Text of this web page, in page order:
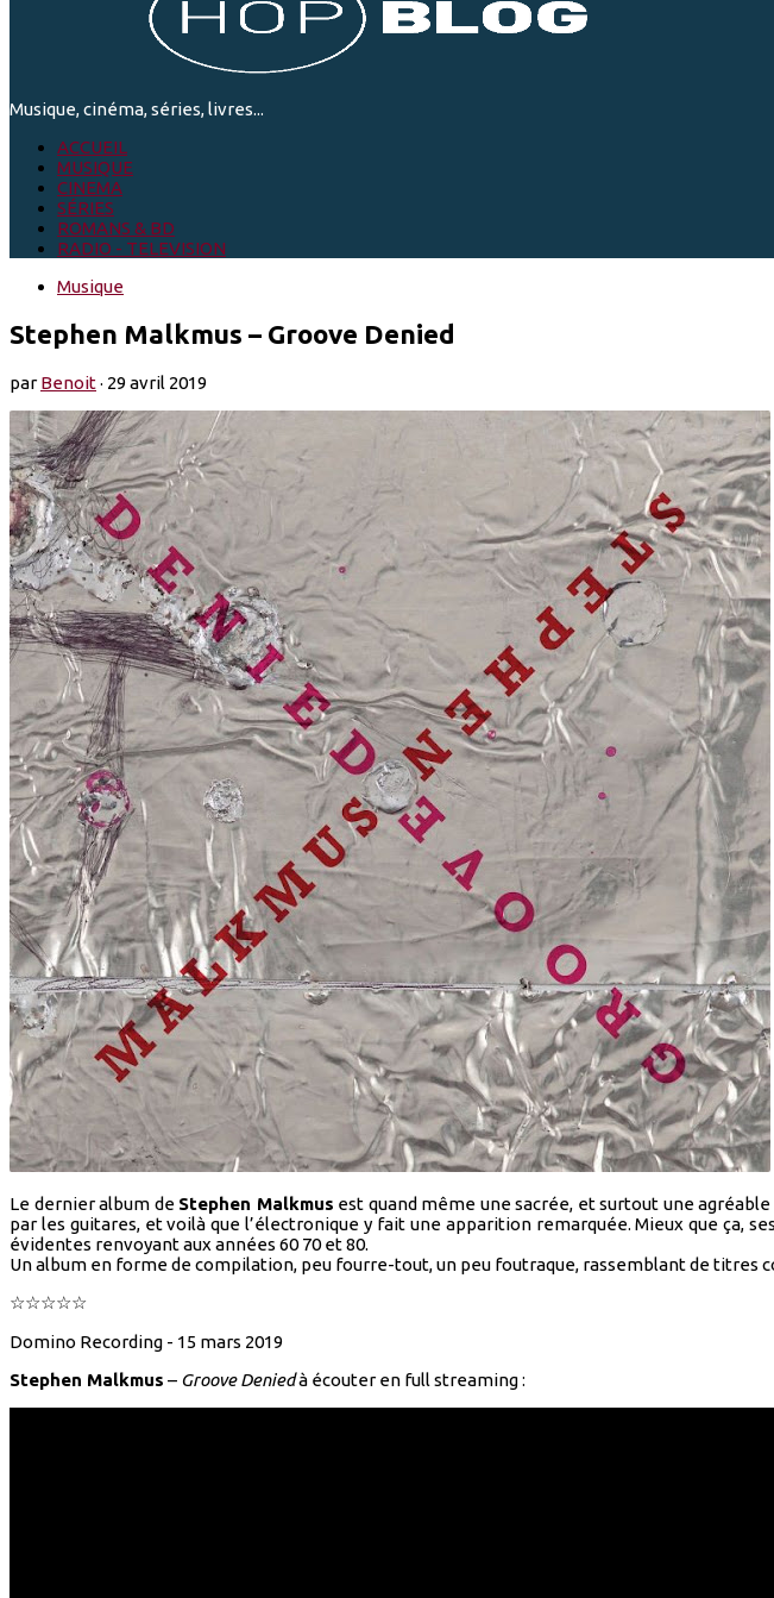
Musique, cinéma, séries, livres...
ACCUEIL
MUSIQUE
CINEMA
SÉRIES
ROMANS & BD
RADIO - TELEVISION
Musique
Stephen Malkmus – Groove Denied
parBenoit· 29 avril 2019
Le dernier album de Stephen Malkmus est quand même une sacrée, et surtout une
par les guitares, et voilà que l’électronique y fait une apparition remarquée. Mieux que ça,
évidentes renvoyant aux années 60 70 et 80.
Un album en forme de compilation, peu fourre-tout, un peu foutraque, rassemblant de titres
☆☆☆☆☆
Domino Recording - 15 mars 2019
Stephen Malkmus – Groove Deniedà écouter en full streaming :